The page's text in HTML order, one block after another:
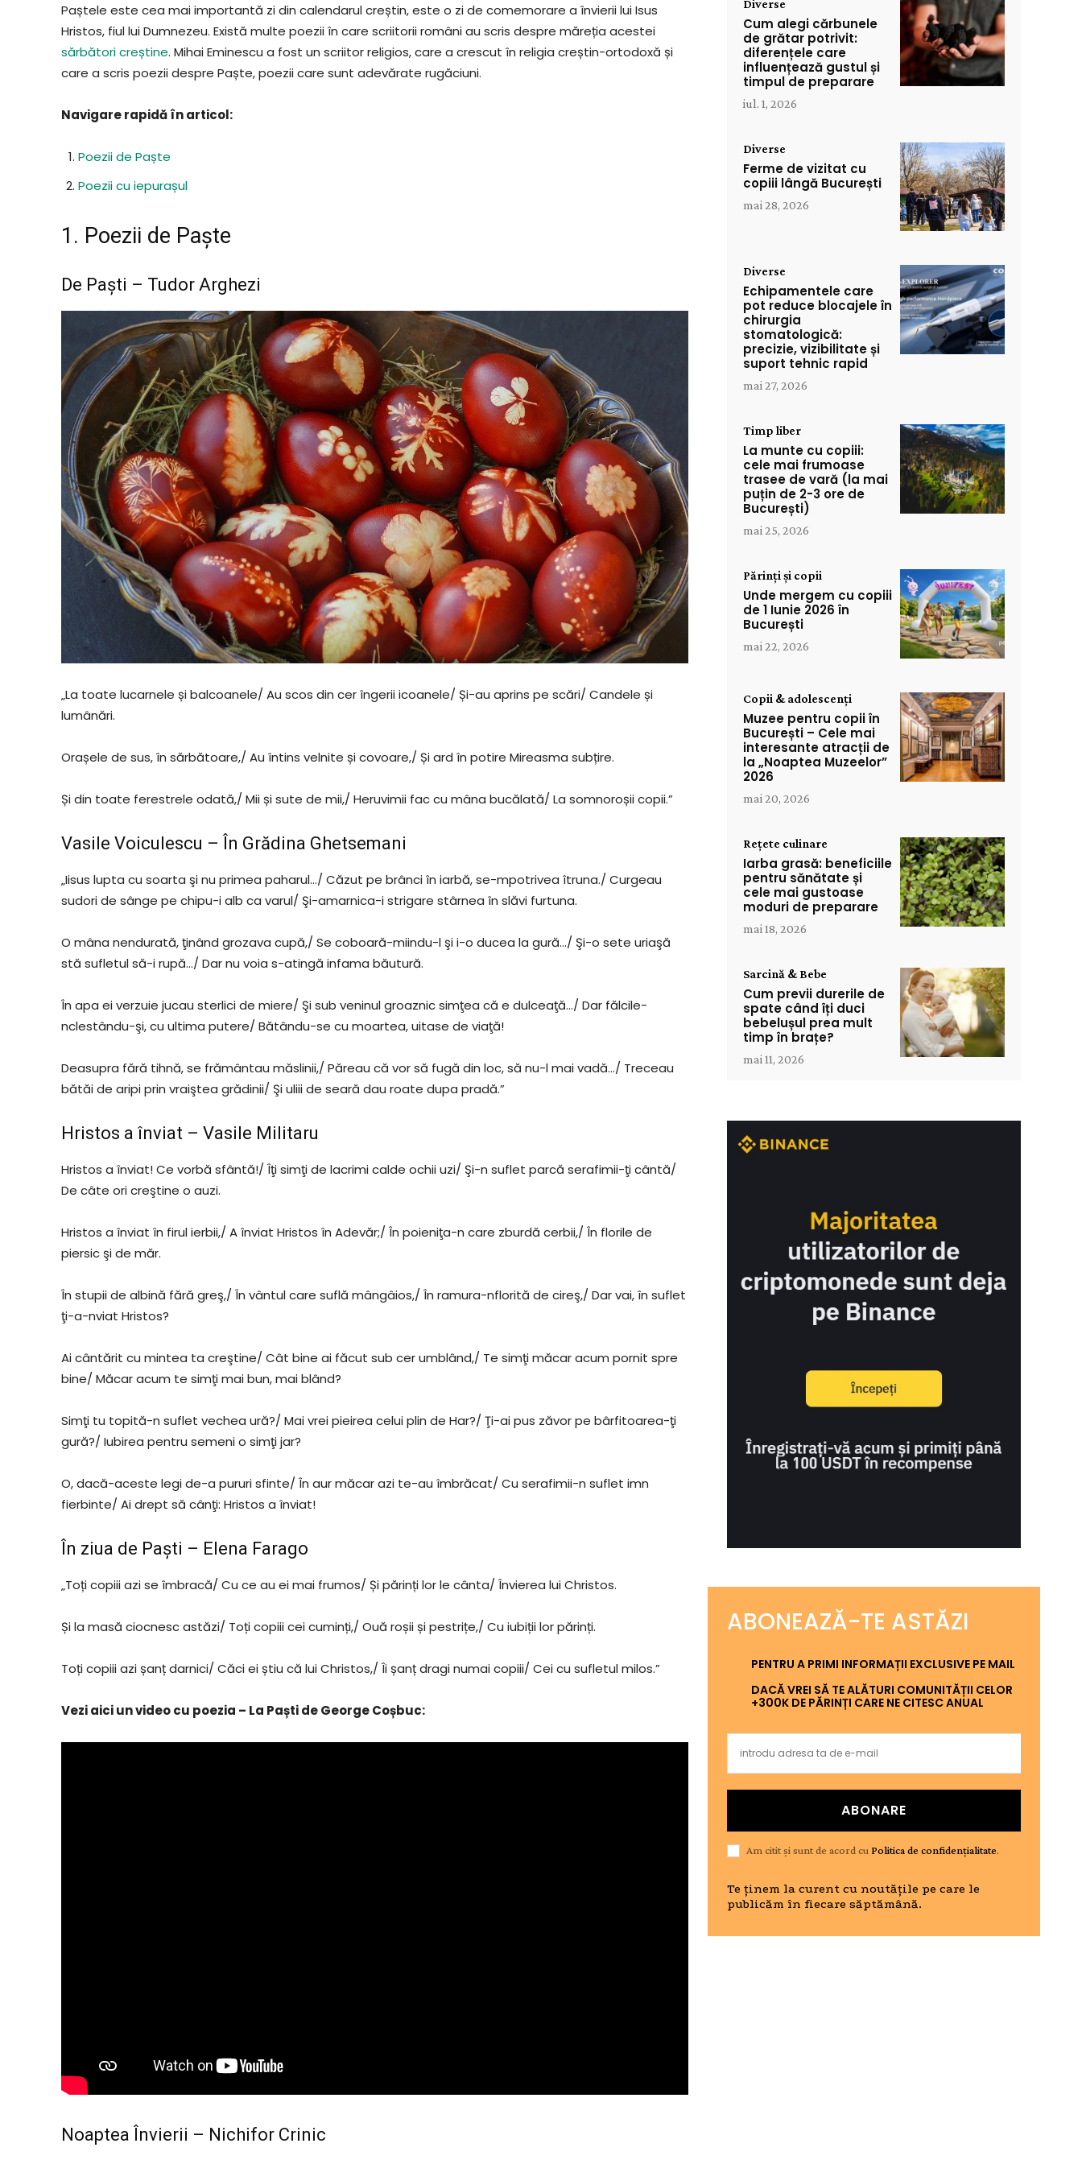
Paștele este cea mai importantă zi din calendarul creștin, este o zi de comemorare a învierii lui Isus
Hristos, fiul lui Dumnezeu. Există multe poezii în care scriitorii români au scris despre măreția acestei
sărbători creștine. Mihai Eminescu a fost un scriitor religios, care a crescut în religia creștin-ortodoxă și
care a scris poezii despre Paște, poezii care sunt adevărate rugăciuni.
Navigare rapidă în articol:
Poezii de Paște
Poezii cu iepurașul
1. Poezii de Paște
De Paști – Tudor Arghezi
„La toate lucarnele și balcoanele/ Au scos din cer îngerii icoanele/ Și-au aprins pe scări/ Candele și
lumânări.
Orașele de sus, în sărbătoare,/ Au întins velnite și covoare,/ Și ard în potire Mireasma subțire.
Și din toate ferestrele odată,/ Mii și sute de mii,/ Heruvimii fac cu mâna bucălată/ La somnoroșii copii.”
Vasile Voiculescu – În Grădina Ghetsemani
„Iisus lupta cu soarta şi nu primea paharul…/ Căzut pe brânci în iarbă, se-mpotrivea îtruna./ Curgeau
sudori de sânge pe chipu-i alb ca varul/ Şi-amarnica-i strigare stârnea în slăvi furtuna.
O mâna nendurată, ţinând grozava cupă,/ Se coboară-miindu-l şi i-o ducea la gură…/ Şi-o sete uriaşă
stă sufletul să-i rupă…/ Dar nu voia s-atingă infama băutură.
În apa ei verzuie jucau sterlici de miere/ Şi sub veninul groaznic simţea că e dulceaţă…/ Dar fălcile-
nclestându-şi, cu ultima putere/ Bătându-se cu moartea, uitase de viaţă!
Deasupra fără tihnă, se frământau măslinii,/ Păreau că vor să fugă din loc, să nu-l mai vadă…/ Treceau
bătăi de aripi prin vraiştea grădinii/ Şi uliii de seară dau roate dupa pradă.”
Hristos a înviat – Vasile Militaru
Hristos a înviat! Ce vorbă sfântă!/ Îţi simţi de lacrimi calde ochii uzi/ Şi-n suflet parcă serafimii-ţi cântă/
De câte ori creştine o auzi.
Hristos a înviat în firul ierbii,/ A înviat Hristos în Adevăr;/ În poieniţa-n care zburdă cerbii,/ În florile de
piersic şi de măr.
În stupii de albină fără greş,/ În vântul care suflă mângâios,/ În ramura-nflorită de cireş,/ Dar vai, în suflet
ţi-a-nviat Hristos?
Ai cântărit cu mintea ta creştine/ Cât bine ai făcut sub cer umblând,/ Te simţi măcar acum pornit spre
bine/ Măcar acum te simţi mai bun, mai blând?
Simţi tu topită-n suflet vechea ură?/ Mai vrei pieirea celui plin de Har?/ Ţi-ai pus zăvor pe bârfitoarea-ţi
gură?/ Iubirea pentru semeni o simţi jar?
O, dacă-aceste legi de-a pururi sfinte/ În aur măcar azi te-au îmbrăcat/ Cu serafimii-n suflet imn
fierbinte/ Ai drept să cânţi: Hristos a înviat!
În ziua de Paști – Elena Farago
„Toți copiii azi se îmbracă/ Cu ce au ei mai frumos/ Și părinți lor le cânta/ Învierea lui Christos.
Și la masă ciocnesc astăzi/ Toți copiii cei cuminți,/ Ouă roșii și pestrițe,/ Cu iubiții lor părinți.
Toți copiii azi șanț darnici/ Căci ei știu că lui Christos,/ Îi șanț dragi numai copiii/ Cei cu sufletul milos.”
Vezi aici un video cu poezia – La Paști de George Coșbuc:
Noaptea Învierii – Nichifor Crinic
Diverse
Cum alegi cărbunele
de grătar potrivit:
diferențele care
influențează gustul și
timpul de preparare
iul. 1, 2026
Diverse
Ferme de vizitat cu
copiii lângă București
mai 28, 2026
Diverse
Echipamentele care
pot reduce blocajele în
chirurgia
stomatologică:
precizie, vizibilitate și
suport tehnic rapid
mai 27, 2026
Timp liber
La munte cu copiii:
cele mai frumoase
trasee de vară (la mai
puțin de 2-3 ore de
București)
mai 25, 2026
Părinți și copii
Unde mergem cu copiii
de 1 Iunie 2026 în
București
mai 22, 2026
Copii & adolescenți
Muzee pentru copii în
București – Cele mai
interesante atracții de
la „Noaptea Muzeelor”
2026
mai 20, 2026
Rețete culinare
Iarba grasă: beneficiile
pentru sănătate și
cele mai gustoase
moduri de preparare
mai 18, 2026
Sarcină & Bebe
Cum previi durerile de
spate când îți duci
bebelușul prea mult
timp în brațe?
mai 11, 2026
ABONEAZĂ-TE ASTĂZI
PENTRU A PRIMI INFORMAȚII EXCLUSIVE PE MAIL
DACĂ VREI SĂ TE ALĂTURI COMUNITĂȚII CELOR
+300K DE PĂRINȚI CARE NE CITESC ANUAL
ABONARE
Am citit și sunt de acord cuPolitica de confidențialitate.
Te ținem la curent cu noutățile pe care le
publicăm în fiecare săptămână.